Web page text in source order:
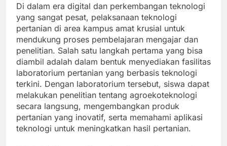
Di dalam era digital dan perkembangan teknologi
yang sangat pesat, pelaksanaan teknologi
pertanian di area kampus amat krusial untuk
mendukung proses pembelajaran mengajar dan
penelitian. Salah satu langkah pertama yang bisa
diambil adalah dalam bentuk menyediakan fasilitas
laboratorium pertanian yang berbasis teknologi
terkini. Dengan laboratorium tersebut, siswa dapat
melakukan penelitian tentang agroekoteknologi
secara langsung, mengembangkan produk
pertanian yang inovatif, serta memahami aplikasi
teknologi untuk meningkatkan hasil pertanian.